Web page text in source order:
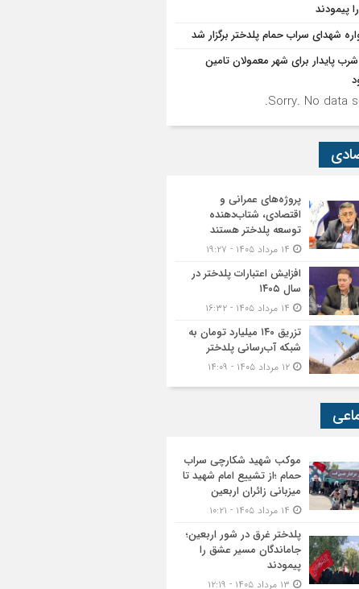
پیمودند
شهدای سراب حمام پلدختر برگزار شد
پایدار برای شهر معمولان تامین
Sorry. No data
پروژه‌های عمرانی و
اقتصادی، شتاب‌دهنده
توسعه پلدختر هستند
افزایش اعتبارات پلدختر در
سال ۱۴۰۵
تزریق ۱۴۰ میلیارد تومان به
شبکه آب‌رسانی پلدختر
موکب شهید شکارچی سراب
حمام ؛از تشییع امام شهید تا
میزبانی زائران اربعین
پلدختر غرق در شور اربعین؛
جاماندگان مسیر عشق را
پیمودند